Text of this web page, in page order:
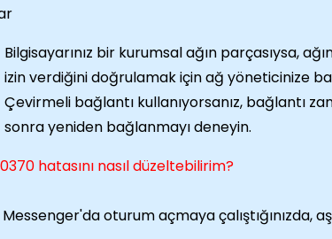
Bilgisayarınız bir kurumsal ağın parçasıysa,
izin verdiğini doğrulamak için ağ yöneticinize
Çevirmeli bağlantı kullanıyorsanız, bağlantı
sonra yeniden bağlanmayı deneyin.
hatasını nasıl düzeltebilirim?
Messenger'da oturum açmaya çalıştığınızda,